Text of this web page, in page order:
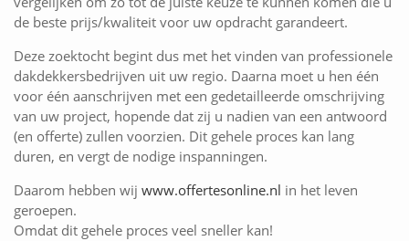
de beste prijs/kwaliteit voor uw opdracht garandeert.
Deze zoektocht begint dus met het vinden van professionele
dakdekkersbedrijven uit uw regio. Daarna moet u hen één
voor één aanschrijven met een gedetailleerde omschrijving
van uw project, hopende dat zij u nadien van een antwoord
(en offerte) zullen voorzien. Dit gehele proces kan lang
duren, en vergt de nodige inspanningen.
Daarom hebben wij www.offertesonline.nl in het leven
geroepen.
Omdat dit gehele proces veel sneller kan!